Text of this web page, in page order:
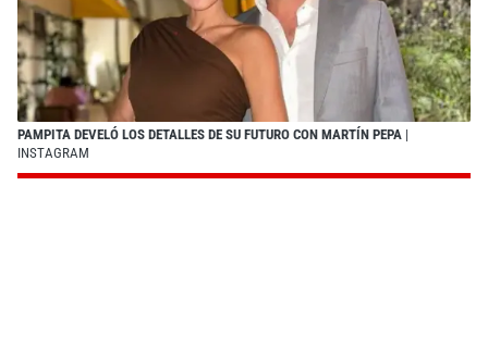
PAMPITA DEVELÓ LOS DETALLES DE SU FUTURO CON MARTÍN PEPA |
INSTAGRAM